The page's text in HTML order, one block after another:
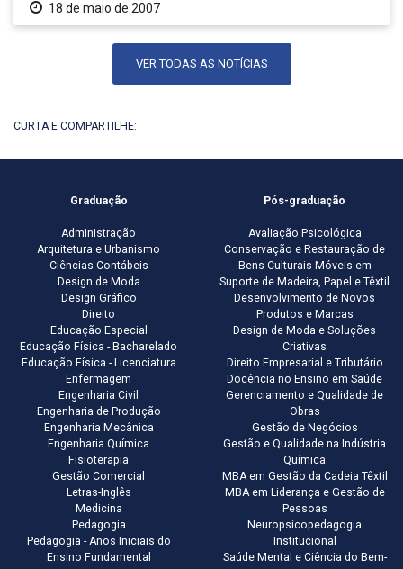
18 de maio de 2007
VER TODAS AS NOTÍCIAS
CURTA E COMPARTILHE:
Graduação
Administração
Arquitetura e Urbanismo
Ciências Contábeis
Design de Moda
Design Gráfico
Direito
Educação Especial
Educação Física - Bacharelado
Educação Física - Licenciatura
Enfermagem
Engenharia Civil
Engenharia de Produção
Engenharia Mecânica
Engenharia Química
Fisioterapia
Gestão Comercial
Letras-Inglês
Medicina
Pedagogia
Pedagogia - Anos Iniciais do
Ensino Fundamental
Pós-graduação
Avaliação Psicológica
Conservação e Restauração de
Bens Culturais Móveis em
Suporte de Madeira, Papel e Têxtil
Desenvolvimento de Novos
Produtos e Marcas
Design de Moda e Soluções
Criativas
Direito Empresarial e Tributário
Docência no Ensino em Saúde
Gerenciamento e Qualidade de
Obras
Gestão de Negócios
Gestão e Qualidade na Indústria
Química
MBA em Gestão da Cadeia Têxtil
MBA em Liderança e Gestão de
Pessoas
Neuropsicopedagogia
Institucional
Saúde Mental e Ciência do Bem-